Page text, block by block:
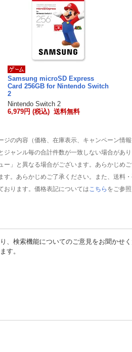
Samsung microSD Express
Card 256GB for Nintendo Switch
2
Nintendo Switch 2
6,979円 (税込) 送料無料
の内容（価格、在庫表示、キャンペーン情
ャンル毎の合計件数が一致しない場合があり
」と異なる場合がございます。あらかじめご
。あらかじめご了承ください。また、送料
ります。価格表記については こちら をご参照
検索機能についてのご意見をお聞かせく
す。